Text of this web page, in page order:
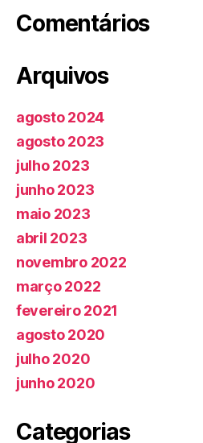
Comentários
Arquivos
agosto 2024
agosto 2023
julho 2023
junho 2023
maio 2023
abril 2023
novembro 2022
março 2022
fevereiro 2021
agosto 2020
julho 2020
junho 2020
Categorias